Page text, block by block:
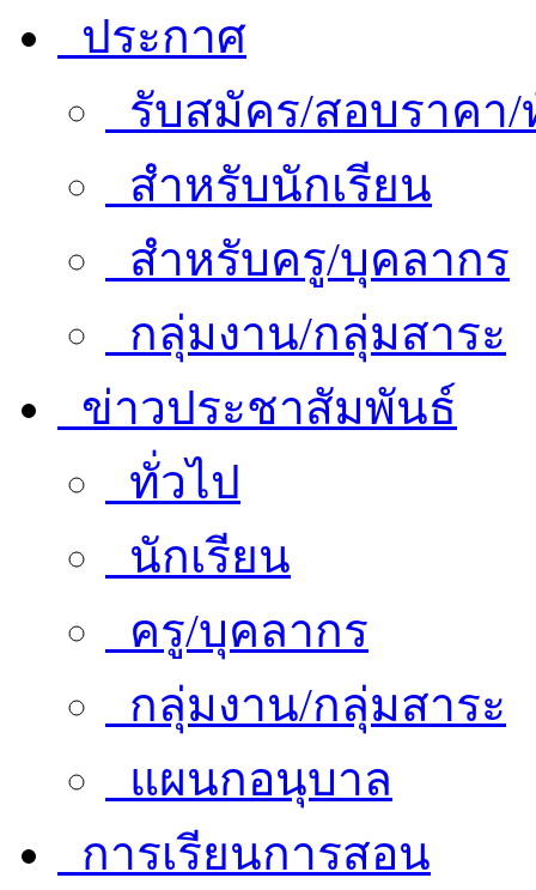
ประกาศ
รับสมัคร/สอบราคา/
สำหรับนักเรียน
สำหรับครู/บุคลากร
กลุ่มงาน/กลุ่มสาระ
ข่าวประชาสัมพันธ์
ทั่วไป
นักเรียน
ครู/บุคลากร
กลุ่มงาน/กลุ่มสาระ
แผนกอนุบาล
การเรียนการสอน